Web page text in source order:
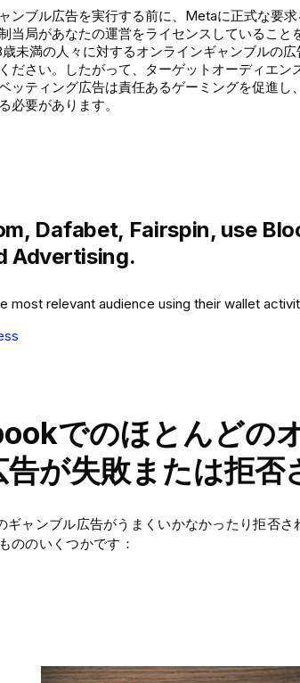
ンブル広告を実行する前に、Metaに正式な要求
当局があなたの運営をライセンスしていること
未満の人々に対するオンラインギャンブルの
ださい。したがって、ターゲットオーディエン
ッティング広告は責任あるゲーミングを促進
必要があります。
Dafabet, Fairspin, use
Advertising.
most relevant audience using their wallet
でのほとんどの
告が失敗または拒否
ャンブル広告がうまくいかなかったり拒否
ののいくつかです：